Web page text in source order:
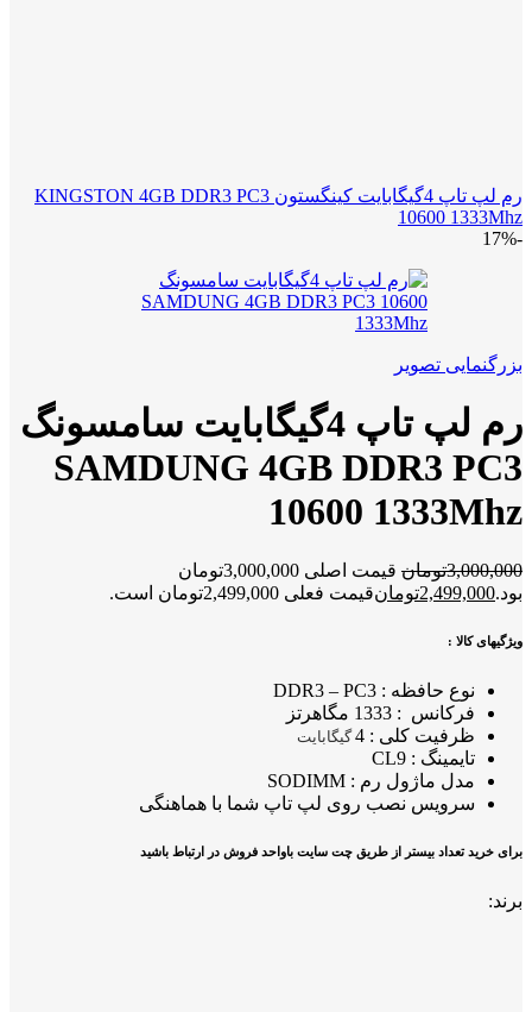
رم لپ تاپ 4گیگابایت کینگستون KINGSTON 4GB DDR3 PC3
10600 1333Mhz
-17%
بزرگنمایی تصویر
رم لپ تاپ 4گیگابایت سامسونگ
SAMDUNG 4GB DDR3 PC3
10600 1333Mhz
3,000,000تومان
قیمت اصلی 3,000,000تومان
بود.2,499,000تومانقیمت فعلی 2,499,000تومان است.
ویژگیهای کالا :
نوع حافظه : DDR3 – PC3
فرکانس : 1333 مگاهرتز
ظرفیت کلی : 4
گیگابایت
تایمینگ : CL9
مدل ماژول رم : SODIMM
سرویس نصب روی لپ تاپ شما با هماهنگی
برای خرید تعداد بیستر از طریق چت سایت باواحد فروش در ارتباط باشید
برند: